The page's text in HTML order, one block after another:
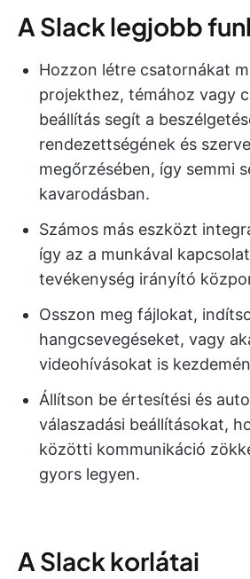
A Slack legjobb
Hozzon létre csatornákat
projekthez, témához vagy
beállítás segít a
rendezettségének és
megőrzésében, így semmi
kavarodásban.
Számos más eszközt
így az a munkával
tevékenység irányító
Osszon meg fájlokat,
hangcsevegéseket, vagy
videohívásokat is
Állítson be értesítési és
válaszadási beállításokat,
közötti kommunikáció
gyors legyen.
A Slack korlátai